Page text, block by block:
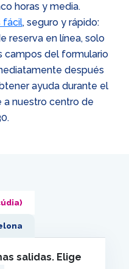
horas y media.
fácil, seguro y rápido:
reserva en línea, solo
campos del formulario
después
ayuda durante el
a nuestro centro de
.
salidas. Elige